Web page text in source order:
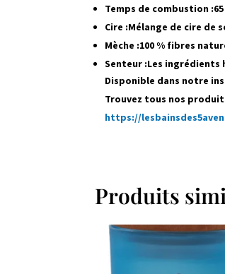
Temps de combustion :
Cire :Mélange de cire de
Mèche :100 % fibres
Senteur :Les ingrédients
Disponible dans notre
Trouvez tous nos
https://
Produits